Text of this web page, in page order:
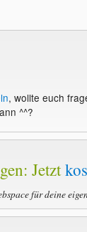
, wollte euch
^^?
Jetzt
für deine